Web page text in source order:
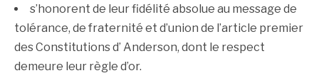
s’honorent de leur fidélité absolue au message de
tolérance, de fraternité et d’union de l’article premier
des Constitutions d’ Anderson, dont le respect
demeure leur règle d’or.